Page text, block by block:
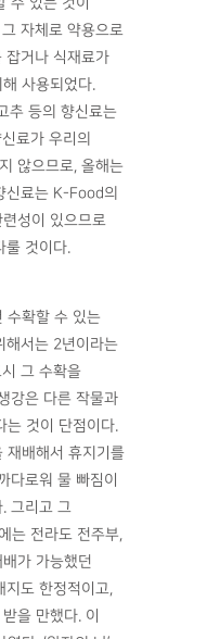
자체로 약용으로
잡거나 식재료가
사용되었다.
추 등의 향신료는
료가 우리의
않으므로, 올해는
신료는 K-Food의
성이 있으므로
룰 것이다.
수확할 수 있는
해서는 2년이라는
그 수확을
강은 다른 작물과
는 것이 단점이다.
재배해서 휴지기를
다로워 물 빠짐이
그리고 그
는 전라도 전주부,
가 가능했던
지도 한정적이고,
을 만했다. 이